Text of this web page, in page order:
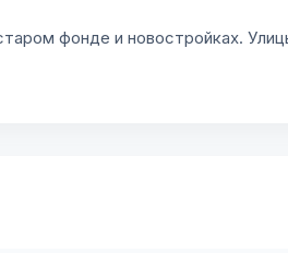
фонде и новостройках.